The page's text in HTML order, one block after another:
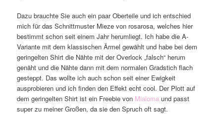
Dazu brauchte Sie auch ein paar Oberteile und ich entschied
mich für das Schnittmuster Mieze von rosarosa, welches hier
bestimmt schon seit einem Jahr herumliegt. Ich habe die A-
Variante mit dem klassischen Ärmel gewählt und habe bei dem
geringelten Shirt die Nähte mit der Overlock „falsch“ herum
genäht und die Nähte dann mit dem normalen Gradstich flach
gesteppt. Das wollte ich auch schon seit einer Ewigkeit
ausprobieren und ich finden den Effekt echt cool. Der Plott auf
dem geringelten Shirt ist ein Freebie von Mialomaund passt
super zu meiner Großen, da sie den Spruch oft sagt.